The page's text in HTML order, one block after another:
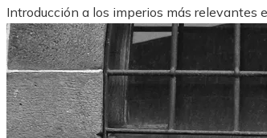
Introducción a los imperios más relevantes